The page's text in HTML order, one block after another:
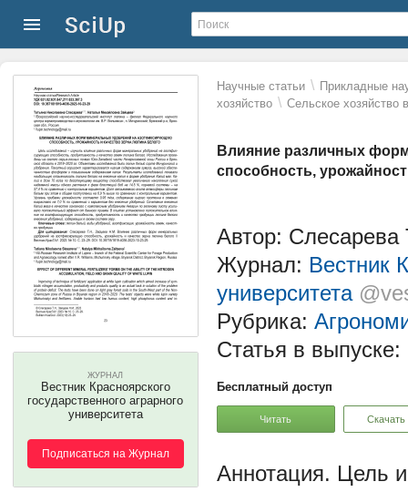
Научные статьи \ Прикладные
хозяйство \ Сельское хозяйство
Влияние различных
способность,
ЖУРНАЛ
Вестник Красноярского
государственного аграрного
университета
Подписаться на Журнал
Автор:
Журнал: Вестник
университета
Рубрика:
Статья в выпуске:
Бесплатный доступ
Читать Скачать
Цель